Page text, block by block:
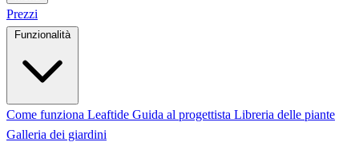
Prezzi
Funzionalità
Come funziona Leaftide Guida al progettista Libreria delle piante
Galleria dei giardini